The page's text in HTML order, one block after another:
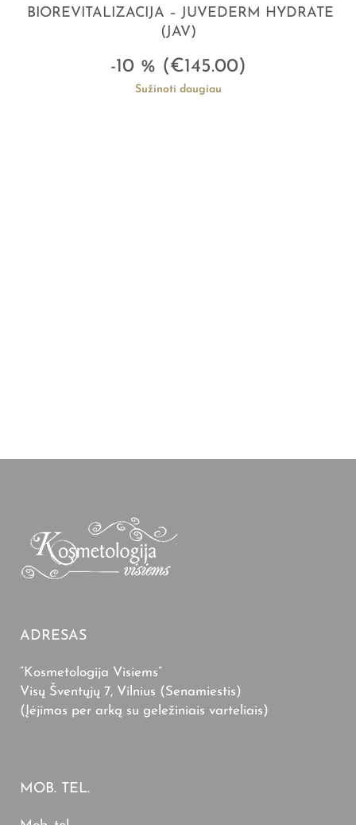
BIOREVITALIZACIJA – JUVEDERM HYDRATE
(JAV)
-10 % (€145.00)
Sužinoti daugiau
ADRESAS
“Kosmetologija Visiems”
Visų Šventųjų 7, Vilnius (Senamiestis)
(Įėjimas per arką su geležiniais varteliais)
MOB. TEL.